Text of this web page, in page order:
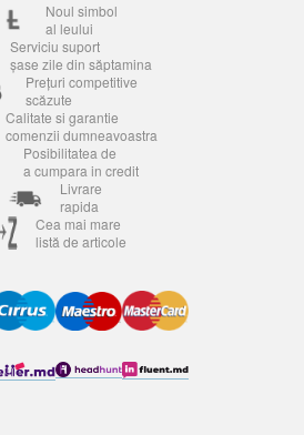
Noul simbol
al leului
Serviciu suport
șase zile din săptamina
Prețuri competitive
scăzute
Calitate si garantie
comenzii dumneavoastra
Posibilitatea de
a cumpara in credit
Livrare
rapida
Cea mai mare
listă de articole